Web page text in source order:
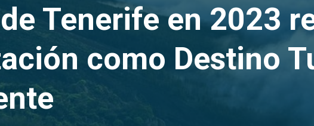
Tenerife en 2023
como Destino